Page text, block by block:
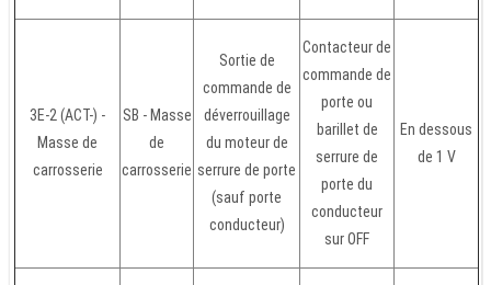
3E-2 (ACT-) -
Masse de
carrosserie
SB - Masse
de
carrosserie
Sortie de
commande de
déverrouillage
du moteur de
serrure de porte
(sauf porte
conducteur)
Contacteur de
commande de
porte ou
barillet de
serrure de
porte du
conducteur
sur OFF
En dessous
de 1 V